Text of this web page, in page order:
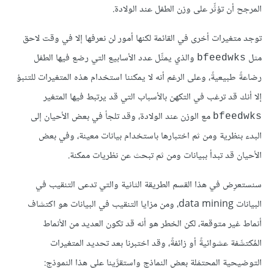
المرجح أن تؤثِّر على وزن الطفل عند الولادة.
توجد متغيرات أخرى في القائمة لكنها أمور لن نعرفها إلا في وقت لاحق
مثل bfeedwks والذي يمثِّل عدد الأسابيع التي رضع فيها الطفل
رضاعةً طبيعيةً، وعلى الرغم أنه لا يمكننا استخدام هذه المتغيرات للتنبؤ
إلا أنك قد ترغب في التكهن بالأسباب التي قد يرتبط فيها المتغير
bfeedwks مع الوزن عند الولادة، وقد تلجأ في بعض الأحيان إلى
البدء بنظرية ومن ثم اختبارها باستخدام بيانات معينة، وفي بعض
الأحيان قد تبدأ ببيانات ومن ثم تبحث عن نظريات ممكنة.
سنستعرِض في هذا القسم الطريقة الثانية والتي تدعى التنقيب في
البيانات data mining، ومن مزايا التنقيب في البيانات هو اكتشاف
أنماط غير متوقعة، لكن الخطر هو أنه قد تكون العديد من الأنماط
المُكتشَفة عشوائيةً أو زائفةً، وقد اختبرنا بعد تحديد المتغيرات
التوضيحية المحتمَلة بعض النماذج واستقرَّينا على هذا النموذج: